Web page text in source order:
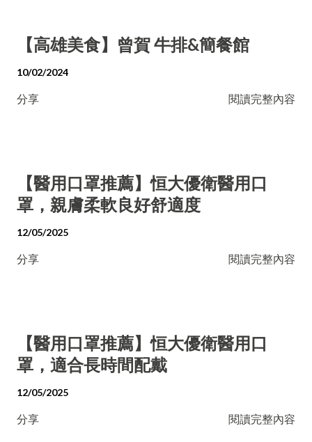
【高雄美食】曾賀 牛排&簡餐館
10/02/2024
分享 閱讀完整內容
【醫用口罩推薦】恒大優衛醫用口
罩，親膚柔軟良好舒適度
12/05/2025
分享 閱讀完整內容
【醫用口罩推薦】恒大優衛醫用口
罩，適合長時間配戴
12/05/2025
分享 閱讀完整內容